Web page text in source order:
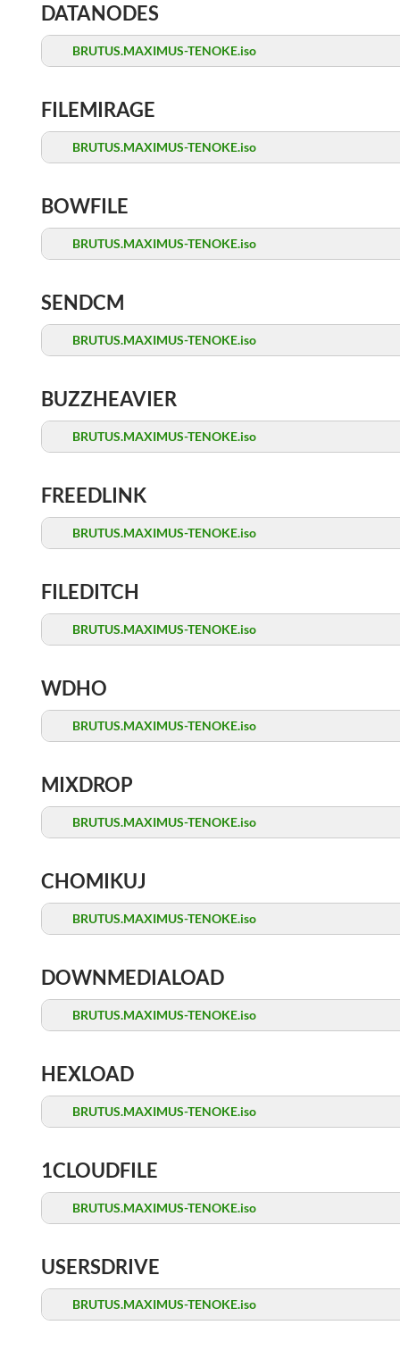
DATANODES
BRUTUS.MAXIMUS-TENOKE.iso
FILEMIRAGE
BRUTUS.MAXIMUS-TENOKE.iso
BOWFILE
BRUTUS.MAXIMUS-TENOKE.iso
SENDCM
BRUTUS.MAXIMUS-TENOKE.iso
BUZZHEAVIER
BRUTUS.MAXIMUS-TENOKE.iso
FREEDLINK
BRUTUS.MAXIMUS-TENOKE.iso
FILEDITCH
BRUTUS.MAXIMUS-TENOKE.iso
WDHO
BRUTUS.MAXIMUS-TENOKE.iso
MIXDROP
BRUTUS.MAXIMUS-TENOKE.iso
CHOMIKUJ
BRUTUS.MAXIMUS-TENOKE.iso
DOWNMEDIALOAD
BRUTUS.MAXIMUS-TENOKE.iso
HEXLOAD
BRUTUS.MAXIMUS-TENOKE.iso
1CLOUDFILE
BRUTUS.MAXIMUS-TENOKE.iso
USERSDRIVE
BRUTUS.MAXIMUS-TENOKE.iso